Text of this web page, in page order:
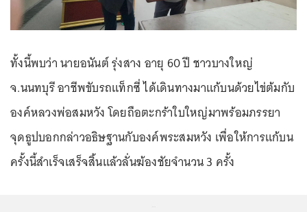
ทั้งนี้พบว่า นายอนันต์ รุ่งสาง อายุ 60 ปี ชาวบางใหญ่
จ.นนทบุรี อาชีพขับรถแท็กซี่ ได้เดินทางมาแก้บนด้วยไข่ต้มกับ
องค์หลวงพ่อสมหวัง โดยถือตะกร้าใบใหญ่มาพร้อมภรรยา
จุดธูปบอกกล่าวอธิษฐานกับองค์พระสมหวัง เพื่อให้การแก้บน
ครั้งนี้สำเร็จเสร็จสิ้นแล้วลั่นฆ้องชัยจำนวน 3 ครั้ง